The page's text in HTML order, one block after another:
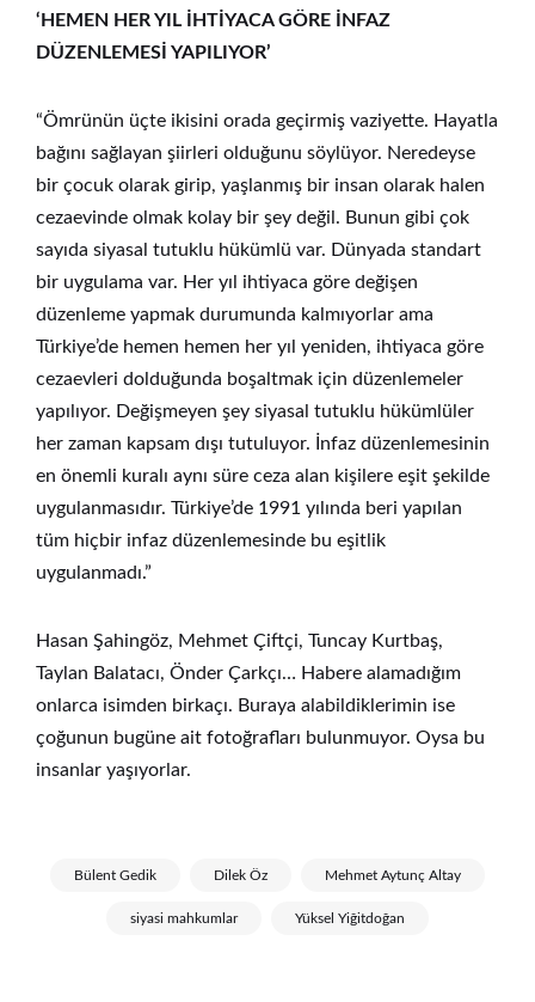
‘HEMEN HER YIL İHTİYACA GÖRE İNFAZ
DÜZENLEMESİ YAPILIYOR’
“Ömrünün üçte ikisini orada geçirmiş vaziyette. Hayatla
bağını sağlayan şiirleri olduğunu söylüyor. Neredeyse
bir çocuk olarak girip, yaşlanmış bir insan olarak halen
cezaevinde olmak kolay bir şey değil. Bunun gibi çok
sayıda siyasal tutuklu hükümlü var. Dünyada standart
bir uygulama var. Her yıl ihtiyaca göre değişen
düzenleme yapmak durumunda kalmıyorlar ama
Türkiye’de hemen hemen her yıl yeniden, ihtiyaca göre
cezaevleri dolduğunda boşaltmak için düzenlemeler
yapılıyor. Değişmeyen şey siyasal tutuklu hükümlüler
her zaman kapsam dışı tutuluyor. İnfaz düzenlemesinin
en önemli kuralı aynı süre ceza alan kişilere eşit şekilde
uygulanmasıdır. Türkiye’de 1991 yılında beri yapılan
tüm hiçbir infaz düzenlemesinde bu eşitlik
uygulanmadı.”
Hasan Şahingöz, Mehmet Çiftçi, Tuncay Kurtbaş,
Taylan Balatacı, Önder Çarkçı… Habere alamadığım
onlarca isimden birkaçı. Buraya alabildiklerimin ise
çoğunun bugüne ait fotoğrafları bulunmuyor. Oysa bu
insanlar yaşıyorlar.
Bülent Gedik Dilek Öz Mehmet Aytunç Altay
siyasi mahkumlar Yüksel Yiğitdoğan